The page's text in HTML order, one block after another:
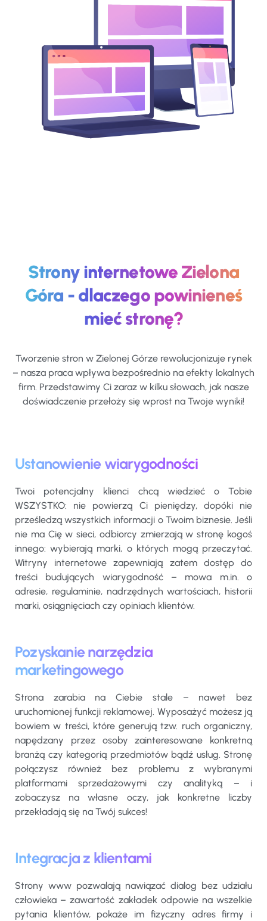
Strony internetowe Zielona
Góra - dlaczego powinieneś
mieć stronę?
Tworzenie stron w Zielonej Górze rewolucjonizuje rynek
– nasza praca wpływa bezpośrednio na efekty lokalnych
firm. Przedstawimy Ci zaraz w kilku słowach, jak nasze
doświadczenie przełoży się wprost na Twoje wyniki!
Ustanowienie wiarygodności
Twoi potencjalny klienci chcą wiedzieć o Tobie
WSZYSTKO: nie powierzą Ci pieniędzy, dopóki nie
prześledzą wszystkich informacji o Twoim biznesie. Jeśli
nie ma Cię w sieci, odbiorcy zmierzają w stronę kogoś
innego: wybierają marki, o których mogą przeczytać.
Witryny internetowe zapewniają zatem dostęp do
treści budujących wiarygodność – mowa m.in. o
adresie, regulaminie, nadrzędnych wartościach, historii
marki, osiągnięciach czy opiniach klientów.
Pozyskanie narzędzia
marketingowego
Strona zarabia na Ciebie stale – nawet bez
uruchomionej funkcji reklamowej. Wyposażyć możesz ją
bowiem w treści, które generują tzw. ruch organiczny,
napędzany przez osoby zainteresowane konkretną
branżą czy kategorią przedmiotów bądź usług. Stronę
połączysz również bez problemu z wybranymi
platformami sprzedażowymi czy analityką – i
zobaczysz na własne oczy, jak konkretne liczby
przekładają się na Twój sukces!
Integracja z klientami
Strony www pozwalają nawiązać dialog bez udziału
człowieka – zawartość zakładek odpowie na wszelkie
pytania klientów, pokaże im fizyczny adres firmy i